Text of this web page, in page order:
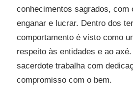
conhecimentos sagrados, com
enganar e lucrar. Dentro dos
comportamento é visto como
respeito às entidades e ao
sacerdote trabalha com
compromisso com o bem.